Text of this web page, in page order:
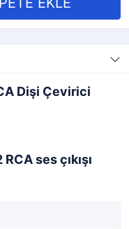
Dişi Çevirici
ses çıkışı